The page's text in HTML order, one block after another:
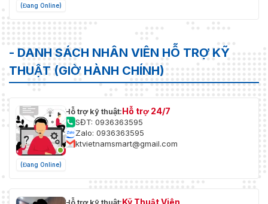
(Đang Online)
- DANH SÁCH NHÂN VIÊN HỖ TRỢ KỸ
THUẬT (GIỜ HÀNH CHÍNH)
(Đang Online)
Hỗ trợ kỹ thuật:Hỗ trợ 24/7
SĐT: 0936363595
Zalo: 0936363595
ktvietnamsmart@gmail.com